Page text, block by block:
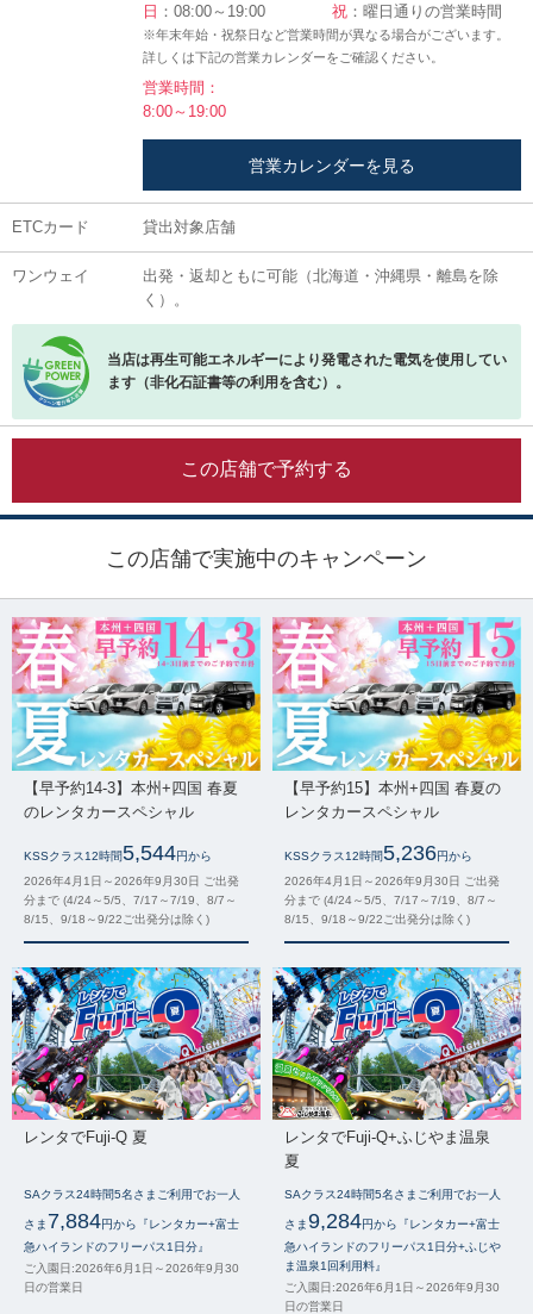
日 ：08:00～19:00 祝 ：曜日通りの営業時間
※年末年始・祝祭日など営業時間が異なる場合がございます。
詳しくは下記の営業カレンダーをご確認ください。
営業時間：
8:00～19:00
営業カレンダーを見る
ETCカード 貸出対象店舗
ワンウェイ
出発・返却ともに可能（北海道・沖縄県・離島を除
く）。
当店は再生可能エネルギーにより発電された電気を使用してい
ます（非化石証書等の利用を含む）。
この店舗で予約する
この店舗で実施中のキャンペーン
【早予約14-3】本州+四国 春夏
のレンタカースペシャル
KSSクラス12時間5,544円から
2026年4月1日～2026年9月30日 ご出発
分まで (4/24～5/5、7/17～7/19、8/7～
8/15、9/18～9/22ご出発分は除く)
【早予約15】本州+四国 春夏の
レンタカースペシャル
KSSクラス12時間5,236円から
2026年4月1日～2026年9月30日 ご出発
分まで (4/24～5/5、7/17～7/19、8/7～
8/15、9/18～9/22ご出発分は除く)
レンタでFuji-Q 夏
SAクラス24時間5名さまご利用でお一人
さま 7,884円から『レンタカー+富士
急ハイランドのフリーパス1日分』
ご入園日:2026年6月1日～2026年9月30
日の営業日
レンタでFuji-Q+ふじやま温泉
夏
SAクラス24時間5名さまご利用でお一人
さま9,284円から『レンタカー+富士
急ハイランドのフリーパス1日分+ふじや
ま温泉1回利用料』
ご入園日:2026年6月1日～2026年9月30
日の営業日